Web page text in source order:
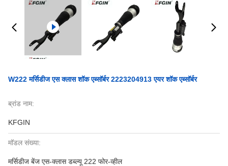
W222 मर्सिडीज एस क्लास शॉक एब्सॉर्बर 2223204913 एयर शॉक एब्सॉर्बर
ब्रांड नाम:
KFGIN
मॉडल संख्या:
मर्सिडीज बेंज एस-क्लास डब्ल्यू 222 फोर-व्हील